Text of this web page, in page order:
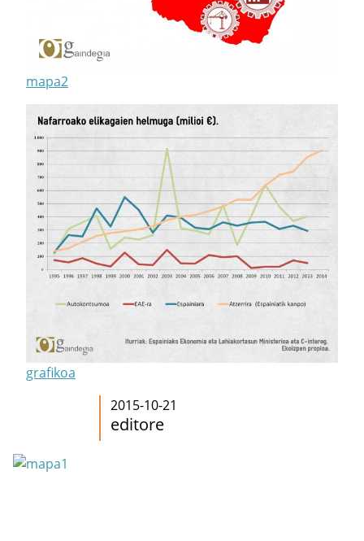
mapa2
grafikoa
2015-10-21
editore